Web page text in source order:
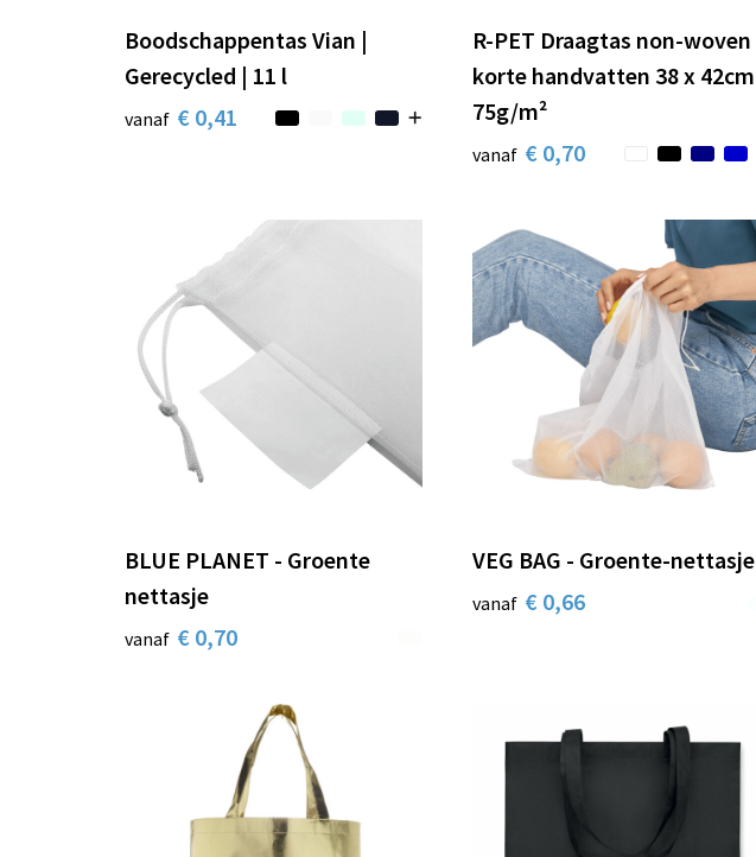
Boodschappentas Vian |
Gerecycled | 11 l
vanaf € 0,41
R-PET Draagtas non-woven
korte handvatten 38 x 42cm
75g/m²
vanaf € 0,70
BLUE PLANET - Groente
nettasje
vanaf € 0,70
VEG BAG - Groente-nettasje
vanaf € 0,66